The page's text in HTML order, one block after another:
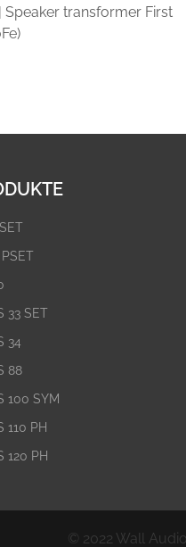
transformer First
33 SET
34
88
100 SYM
110 PH
120 PH
© 2022 Wall